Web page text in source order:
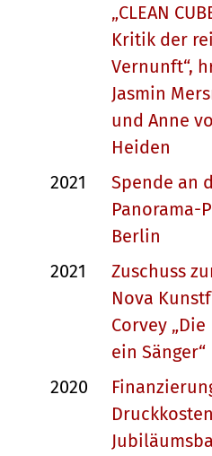
„CLEAN
Kritik der
Vernunft“,
Jasmin
und Anne
Heiden
2021
Spende an
Panorama-
Berlin
2021
Zuschuss
Nova
Corvey
ein Sänger“
2020